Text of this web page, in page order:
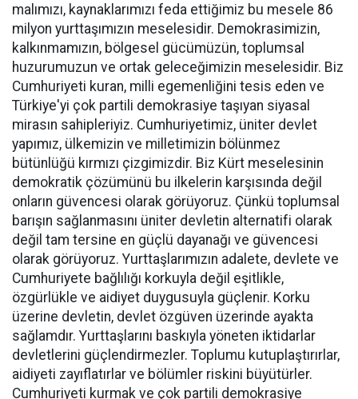
malımızı, kaynaklarımızı feda ettiğimiz bu mesele 86
milyon yurttaşımızın meselesidir. Demokrasimizin,
kalkınmamızın, bölgesel gücümüzün, toplumsal
huzurumuzun ve ortak geleceğimizin meselesidir. Biz
Cumhuriyeti kuran, milli egemenliğini tesis eden ve
Türkiye'yi çok partili demokrasiye taşıyan siyasal
mirasın sahipleriyiz. Cumhuriyetimiz, üniter devlet
yapımız, ülkemizin ve milletimizin bölünmez
bütünlüğü kırmızı çizgimizdir. Biz Kürt meselesinin
demokratik çözümünü bu ilkelerin karşısında değil
onların güvencesi olarak görüyoruz. Çünkü toplumsal
barışın sağlanmasını üniter devletin alternatifi olarak
değil tam tersine en güçlü dayanağı ve güvencesi
olarak görüyoruz. Yurttaşlarımızın adalete, devlete ve
Cumhuriyete bağlılığı korkuyla değil eşitlikle,
özgürlükle ve aidiyet duygusuyla güçlenir. Korku
üzerine devletin, devlet özgüven üzerinde ayakta
sağlamdır. Yurttaşlarını baskıyla yöneten iktidarlar
devletlerini güçlendirmezler. Toplumu kutuplaştırırlar,
aidiyeti zayıflatırlar ve bölümler riskini büyütürler.
Cumhuriyeti kurmak ve çok partili demokrasiye